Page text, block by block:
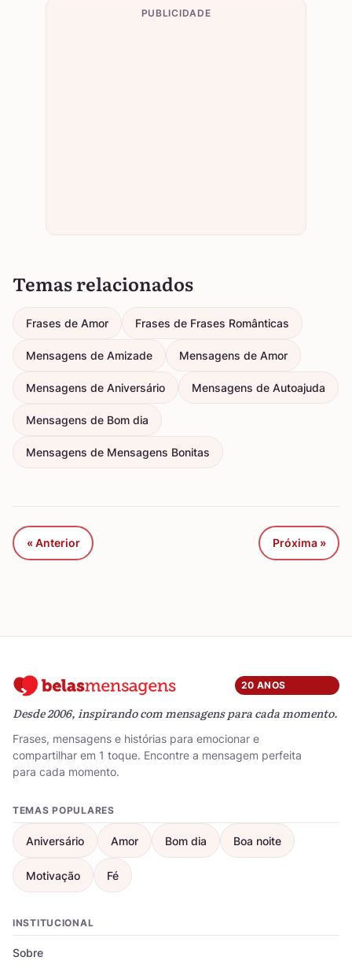
PUBLICIDADE
Temas relacionados
Frases de Amor Frases de Frases Românticas
Mensagens de Amizade Mensagens de Amor
Mensagens de Aniversário Mensagens de Autoajuda
Mensagens de Bom dia
Mensagens de Mensagens Bonitas
« Anterior Próxima »
20 ANOS
Desde 2006, inspirando com mensagens para cada momento.
Frases, mensagens e histórias para emocionar e
compartilhar em 1 toque. Encontre a mensagem perfeita
para cada momento.
TEMAS POPULARES
Aniversário Amor Bom dia Boa noite
Motivação Fé
INSTITUCIONAL
Sobre